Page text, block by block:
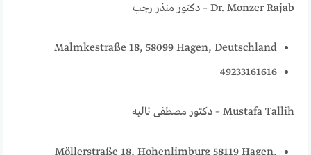
Dr. Monzer Rajab – دكتور منذر رجب
Malmkestraße 18, 58099 Hagen, Deutschland
49233161616
Mustafa Tallih – دكتور مصطفى تاليه
Möllerstraße 18, Hohenlimburg 58119 Hagen,